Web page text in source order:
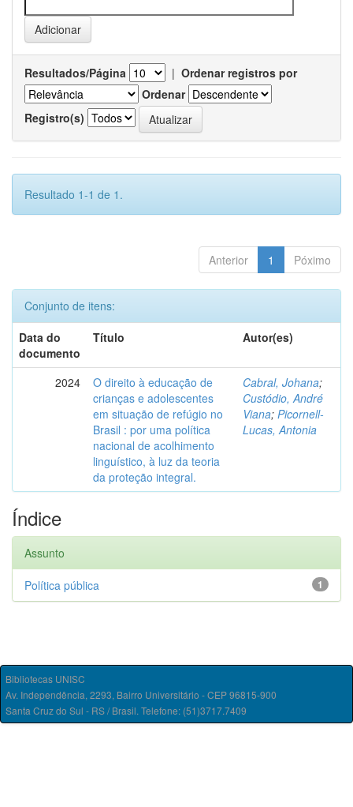
Resultados/Página | Ordenar registros por
Ordenar
Registro(s)
Resultado 1-1 de 1.
Anterior 1 Póximo
Conjunto de itens:
Data do
documento
Título Autor(es)
2024
O direito à educação de
crianças e adolescentes
em situação de refúgio no
Brasil : por uma política
nacional de acolhimento
linguístico, à luz da teoria
da proteção integral.
Cabral, Johana;
Custódio, André
Viana; Picornell-
Lucas, Antonia
Índice
Assunto
1
Política pública
Bibliotecas UNISC
Av. Independência, 2293, Bairro Universitário - CEP 96815-900
Santa Cruz do Sul - RS / Brasil. Telefone: (51)3717.7409